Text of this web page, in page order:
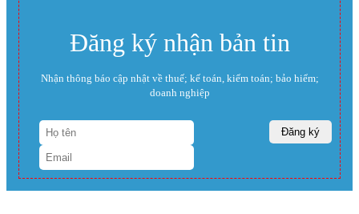
Đăng ký nhận bản tin
Nhận thông báo cập nhật về thuế; kế toán, kiểm toán; bảo hiểm;
doanh nghiệp